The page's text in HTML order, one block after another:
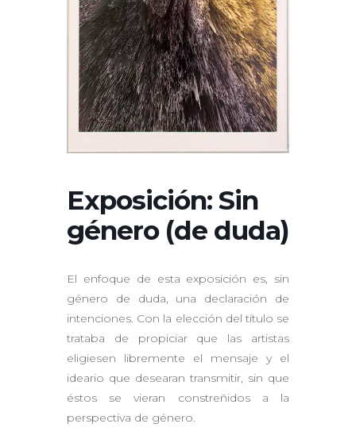
Exposición: Sin
género (de duda)
El enfoque de esta exposición es, sin
género de duda, una declaración de
intenciones. Con la elección del título se
trataba de propiciar que las artistas
eligiesen libremente el mensaje y el
ideario que desearan transmitir, sin que
éstos se vieran constreñidos a la
perspectiva de género.